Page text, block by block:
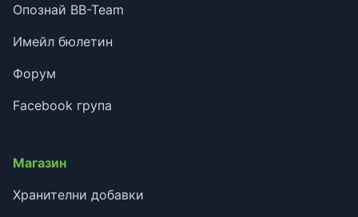
Опознай BB-Team
Имейл бюлетин
Форум
Facebook група
Магазин
Хранителни добавки